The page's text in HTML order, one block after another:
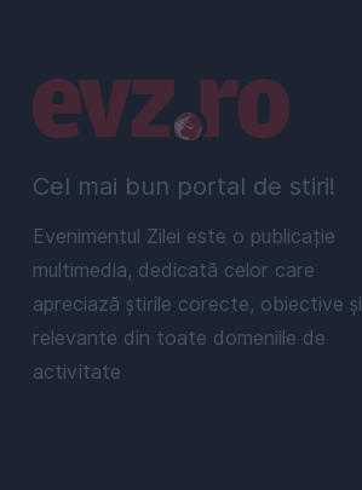
Cel mai bun portal de stiri!
Evenimentul Zilei este o publicație
multimedia, dedicată celor care
apreciază știrile corecte, obiective și
relevante din toate domeniile de
activitate
Linkuri utile